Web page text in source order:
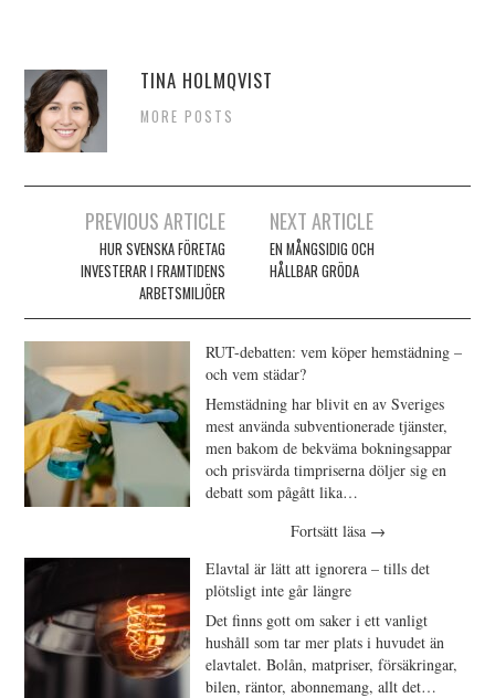
TINA HOLMQVIST
MORE POSTS
Inläggsnavigering
PREVIOUS ARTICLE
HUR SVENSKA FÖRETAG
INVESTERAR I FRAMTIDENS
ARBETSMILJÖER
NEXT ARTICLE
EN MÅNGSIDIG OCH
HÅLLBAR GRÖDA
RUT-debatten: vem köper hemstädning –
och vem städar?
Hemstädning har blivit en av Sveriges
mest använda subventionerade tjänster,
men bakom de bekväma bokningsappar
och prisvärda timpriserna döljer sig en
debatt som pågått lika…
Fortsätt läsa →
Elavtal är lätt att ignorera – tills det
plötsligt inte går längre
Det finns gott om saker i ett vanligt
hushåll som tar mer plats i huvudet än
elavtalet. Bolån, matpriser, försäkringar,
bilen, räntor, abonnemang, allt det…